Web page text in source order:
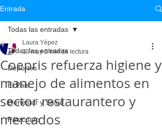
Entrada
Todas las entradas
Deportes
El Pais
Bienestar y Salud
Pátzcuaro
Todas las entradas
Coepris refuerza higiene y
manejo de alimentos en
sector restaurantero y
mercados
Laura Yépez
13 may 2 min de lectura